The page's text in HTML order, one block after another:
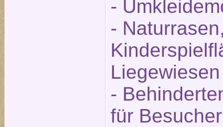
-
-
Liegewiesen
-
für